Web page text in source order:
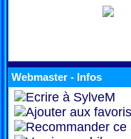
Webmaster - Infos